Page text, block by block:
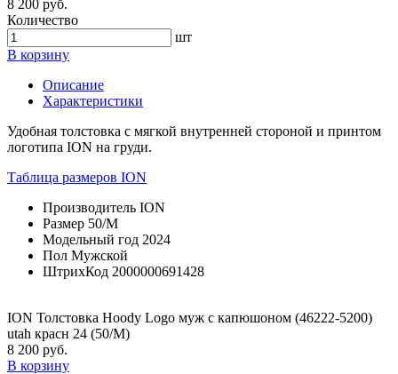
8 200 руб.
Количество
шт
В корзину
Описание
Характеристики
Удобная толстовка с мягкой внутренней стороной и принтом
логотипа ION на груди.
Таблица размеров ION
Производитель ION
Размер 50/M
Модельный год 2024
Пол Мужской
ШтрихКод 2000000691428
ION Толстовка Hoody Logo муж с капюшоном (46222-5200)
utah красн 24 (50/M)
8 200 руб.
В корзину